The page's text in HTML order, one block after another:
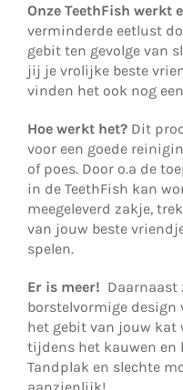
Onze TeethFish werkt
verminderde eetlust
gebit ten gevolge van
jij je vrolijke beste
vinden het ook nog
Hoe werkt het? Dit
voor een goede
of poes. Door o.a de
in de TeethFish kan
meegeleverd zakje,
van jouw beste
spelen.
Er is meer!
borstelvormige design
het gebit van jouw kat
tijdens het kauwen en
Tandplak en slechte